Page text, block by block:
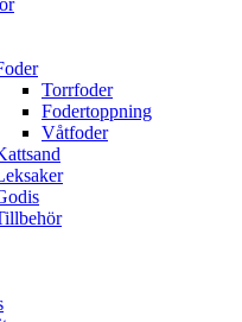
Torrfoder
Fodertoppning
Våtfoder